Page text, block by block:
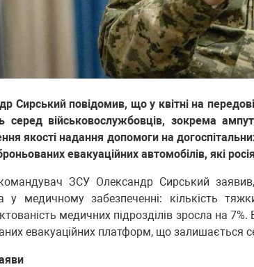
Сирський повідомив, що у квітні на
серед військовослужбовців, зокрема
якості надання допомоги на
евакуаційних автомобілів, які
ЗСУ Олександр Сирський
у медичному забезпеченні: кількість
медичних підрозділів зросла на
евакуаційних платформ, що залишається